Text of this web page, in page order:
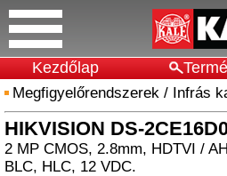
Kezdőlap
Megfigyelőrendszerek / Infrás
HIKVISION DS-
2 MP CMOS, 2.8mm, HDTVI /
BLC, HLC, 12 VDC.